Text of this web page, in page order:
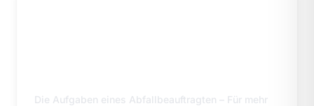
Die Aufgaben eines Abfallbeauftragten – Für mehr